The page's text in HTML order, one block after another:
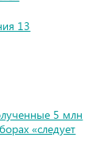
13
5 млн
«следует